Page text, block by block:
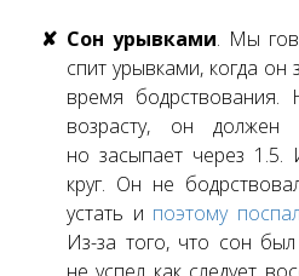
Сон урывками. Мы
спит урывками, когда он
время бодрствования.
возрасту, он должен
но засыпает через 1.5.
круг. Он не
устать и поэтому
Из-за того, что сон